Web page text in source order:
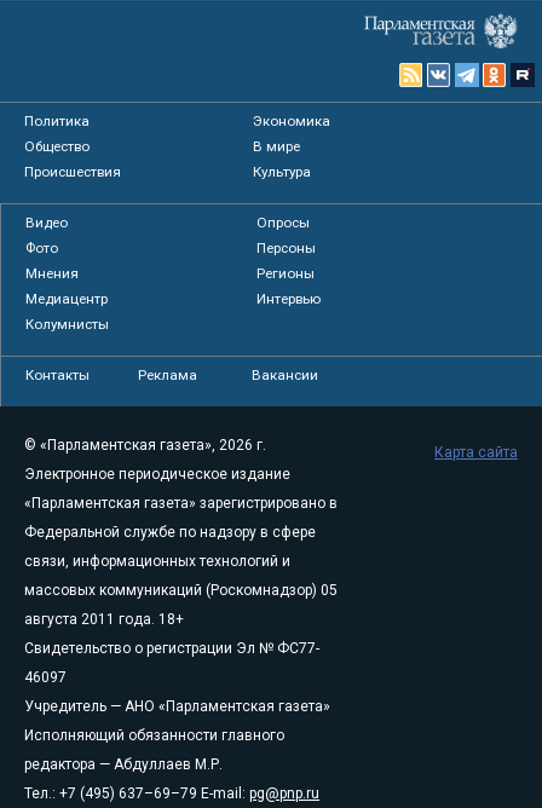
Политика
Экономика
Общество
В мире
Происшествия
Культура
Видео
Опросы
Фото
Персоны
Мнения
Регионы
Медиацентр
Интервью
Колумнисты
Контакты Реклама Вакансии
© «Парламентская газета», 2026 г.
Электронное периодическое издание
«Парламентская газета» зарегистрировано в
Федеральной службе по надзору в сфере
связи, информационных технологий и
массовых коммуникаций (Роскомнадзор) 05
августа 2011 года. 18+
Свидетельство о регистрации Эл № ФС77-
46097
Учредитель — АНО «Парламентская газета»
Исполняющий обязанности главного
редактора — Абдуллаев М.Р.
Тел.: +7 (495) 637–69–79 E-mail: pg@pnp.ru
Карта сайта